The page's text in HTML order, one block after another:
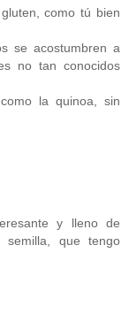
como tú bien
se acostumbren a
no tan conocidos
la quinoa, sin
y lleno de
semilla, que tengo